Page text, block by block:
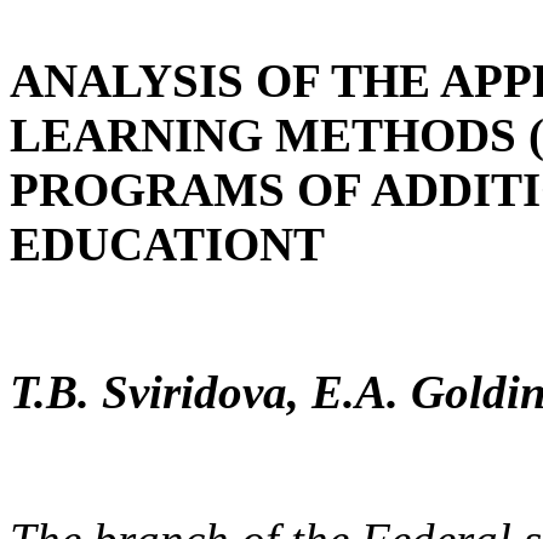
ANALYSIS OF THE
LEARNING METHODS
PROGRAMS OF
EDUCATIONT
T.B. Sviridova, E.A.